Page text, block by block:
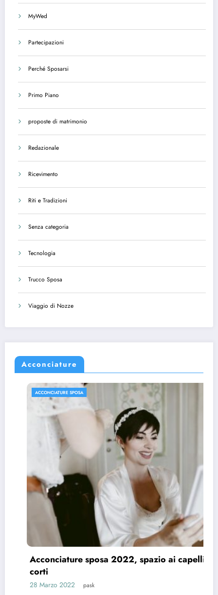
MyWed
Partecipazioni
Perché Sposarsi
Primo Piano
proposte di matrimonio
Redazionale
Ricevimento
Riti e Tradizioni
Senza categoria
Tecnologia
Trucco Sposa
Viaggio di Nozze
Acconciature
ACCONCIATURE SPOSA
Acconciature sposa 2022, spazio ai capelli
corti
28 Marzo 2022 pask